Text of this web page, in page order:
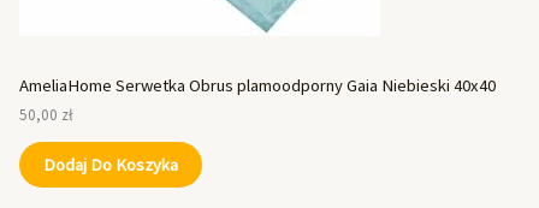
AmeliaHome Serwetka Obrus plamoodporny Gaia Niebieski 40x40
50,00 zł
Dodaj Do Koszyka